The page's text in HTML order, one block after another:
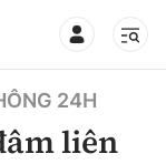
24H
liên